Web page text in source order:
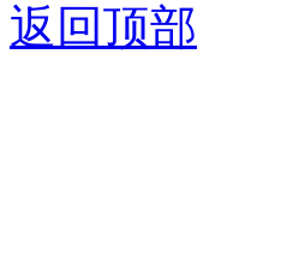
返回顶部